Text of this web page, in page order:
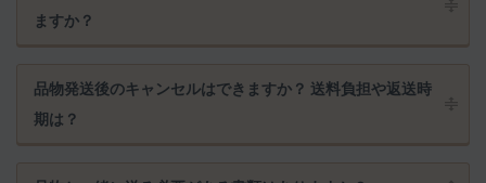
ますか？
品物発送後のキャンセルはできますか？ 送料負担や返送時
期は？